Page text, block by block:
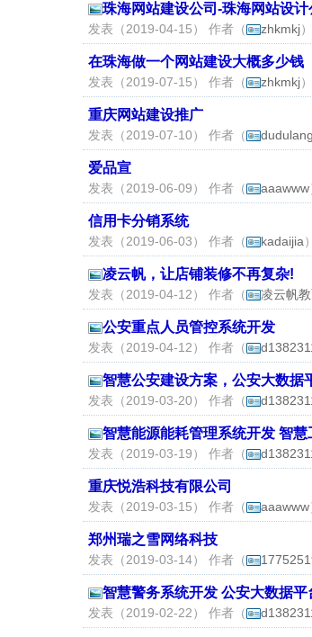
珠海网站建设公司-珠海网站设
发表（2019-04-15） 作者（ zhkmkj
在珠海做一个网站建设大概多少钱
发表（2019-07-15） 作者（ zhkmkj
重庆网站建设推广
发表（2019-07-10） 作者（
爱品宣
发表（2019-06-09） 作者（ aaawww
信用卡分销系统
发表（2019-06-03） 作者（ kadaijia
凌云帆，让店铺装修不再复杂!
发表（2019-04-12） 作者（ 凌云帆
公安重点人员管控系统开发
发表（2019-04-12） 作者（
智慧公安建设方案，公安大数据
发表（2019-03-20） 作者（
智慧能源能耗管理系统开发 智慧
发表（2019-03-19） 作者（
重庆悦浩科技有限公司
发表（2019-03-15） 作者（ aaawww
郑州瑞之雪网络科技
发表（2019-03-14） 作者（
智慧警务系统开发 公安大数据平
发表（2019-02-22） 作者（